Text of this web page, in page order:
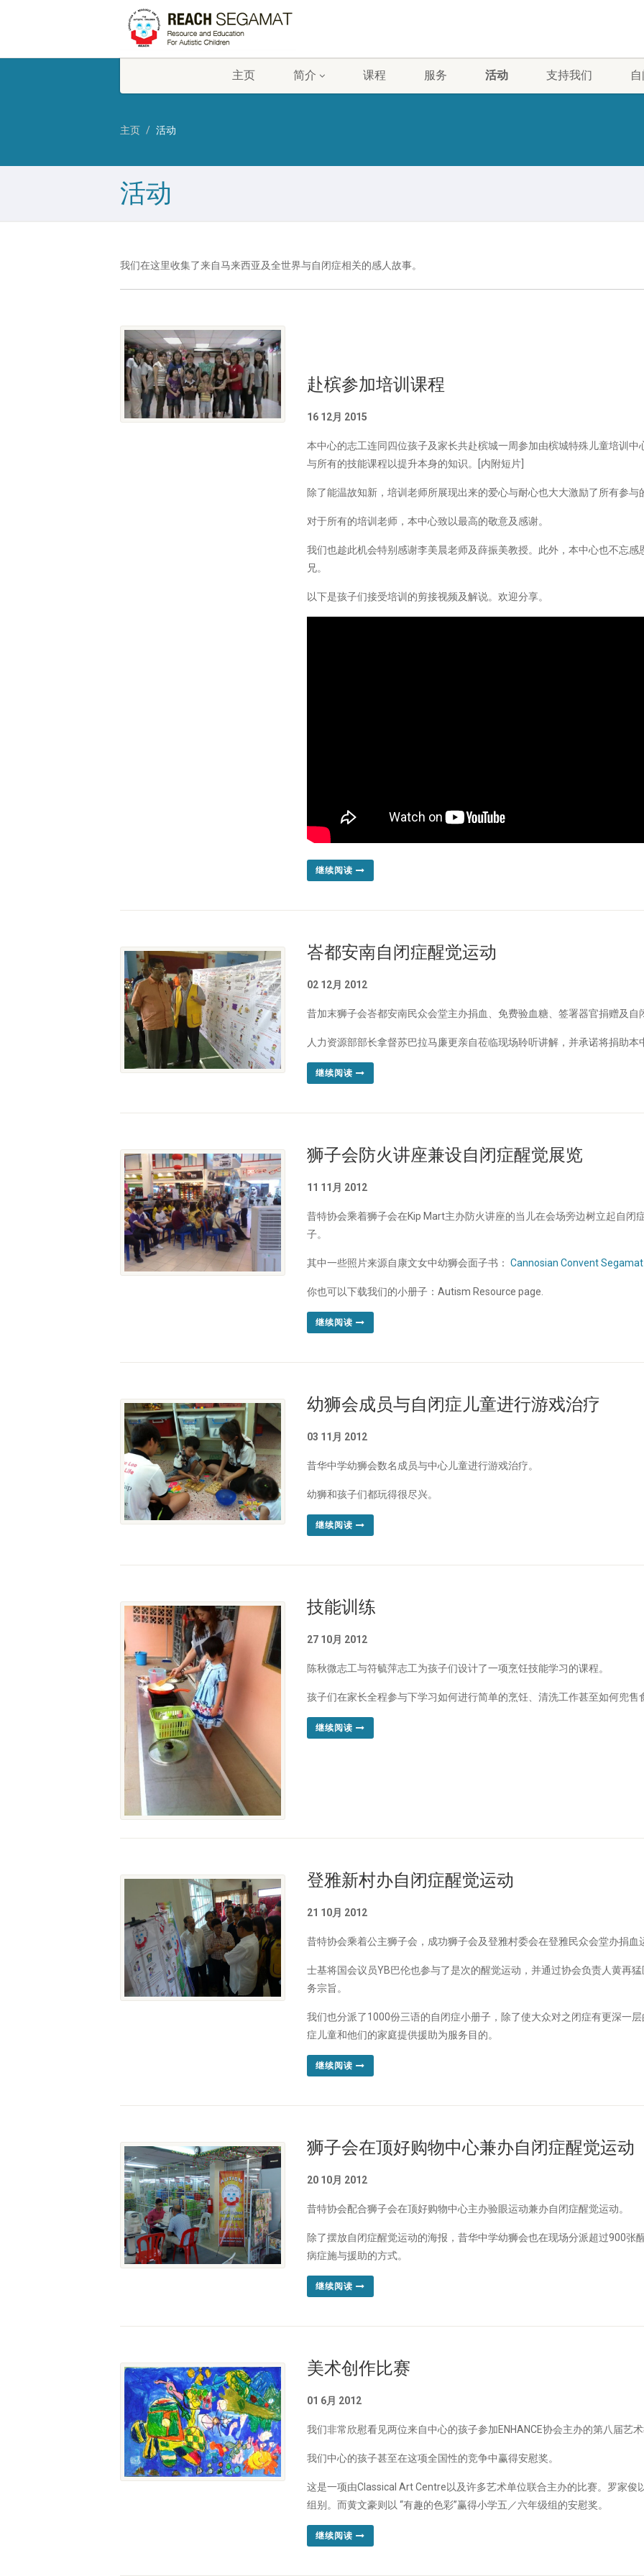
主页 简介 课程 服务 活动 支持我们
主页 活动
活动
我们在这里收集了来自马来西亚及全世界与自闭症相关的感人故事。
赴槟参加培训课程
16 12月 2015
本中心的志工连同四位孩子及家长共赴槟城一周参加由槟城特殊儿童培训
与所有的技能课程以提升本身的知识。
[内附短片]
除了能温故知新，培训老师所展现出来的爱心与耐心也大大激励了所有参与
对于所有的培训老师，本中心致以最高的敬意及感谢。
我们也趁此机会特别感谢李美晨老师及薛振美教授。此外，本中心也不忘
兄。
以下是孩子们接受培训的剪接视频及解说。欢迎分享。
继续阅读
峇都安南自闭症醒觉运动
02 12月 2012
昔加末狮子会峇都安南民众会堂主办捐血、免费验血糖、签署器官捐赠及自
人力资源部部长拿督苏巴拉马廉更亲自莅临现场聆听讲解，并承诺将捐助
继续阅读
狮子会防火讲座兼设自闭症醒觉展览
11 11月 2012
昔特协会乘着狮子会在Kip Mart主办防火讲座的当儿在会场旁边树立起自闭
子。
其中一些照片来源自康文女中幼狮会面子书： Cannosian Convent
你也可以下载我们的小册子： Autism Resource page
继续阅读
幼狮会成员与自闭症儿童进行游戏治疗
03 11月 2012
昔华中学幼狮会数名成员与中心儿童进行游戏治疗。
幼狮和孩子们都玩得很尽兴。
继续阅读
技能训练
27 10月 2012
陈秋微志工与符毓萍志工为孩子们设计了一项烹饪技能学习的课程。
孩子们在家长全程参与下学习如何进行简单的烹饪、清洗工作甚至如何兜售
继续阅读
登雅新村办自闭症醒觉运动
21 10月 2012
昔特协会乘着公主狮子会，成功狮子会及登雅村委会在登雅民众会堂办捐
士基将国会议员YB巴伦也参与了是次的醒觉运动，并通过协会负责人黄再
务宗旨。
我们也分派了1000份三语的自闭症小册子，除了使大众对之闭症有更深一
症儿童和他们的家庭提供援助为服务目的。
继续阅读
狮子会在顶好购物中心兼办自闭症醒觉运动
20 10月 2012
昔特协会配合狮子会在顶好购物中心主办验眼运动兼办自闭症醒觉运动。
除了摆放自闭症醒觉运动的海报，昔华中学幼狮会也在现场分派超过900张
病症施与援助的方式。
继续阅读
美术创作比赛
01 6月 2012
我们非常欣慰看见两位来自中心的孩子参加ENHANCE协会主办的第八届艺
我们中心的孩子甚至在这项全国性的竞争中赢得安慰奖。
这是一项由Classical Art Centre以及许多艺术单位联合主办的比赛。罗家
组别。而黄文豪则以 “有趣的色彩”赢得小学五／六年级组的安慰奖。
继续阅读